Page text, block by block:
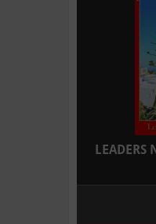
LEADERS